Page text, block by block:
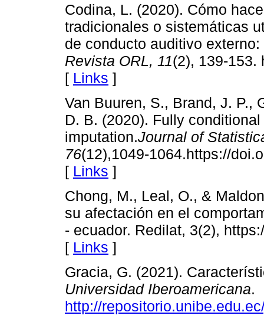
Codina, L. (2020). Cómo
tradicionales o sistemáticas
de conducto auditivo
Revista ORL, 11(2), 139-153.
[ Links ]
Van Buuren, S., Brand, J. P.,
D. B. (2020). Fully
imputation.Journal of
76(12),1049-1064.https://
[ Links ]
Chong, M., Leal, O., &
su afectación en el
- ecuador. Redilat, 3(2),
[ Links ]
Gracia, G. (2021).
Universidad Iberoamericana.
http://